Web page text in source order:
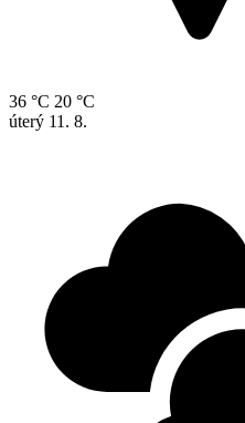
36 °C 20 °C
úterý 11. 8.